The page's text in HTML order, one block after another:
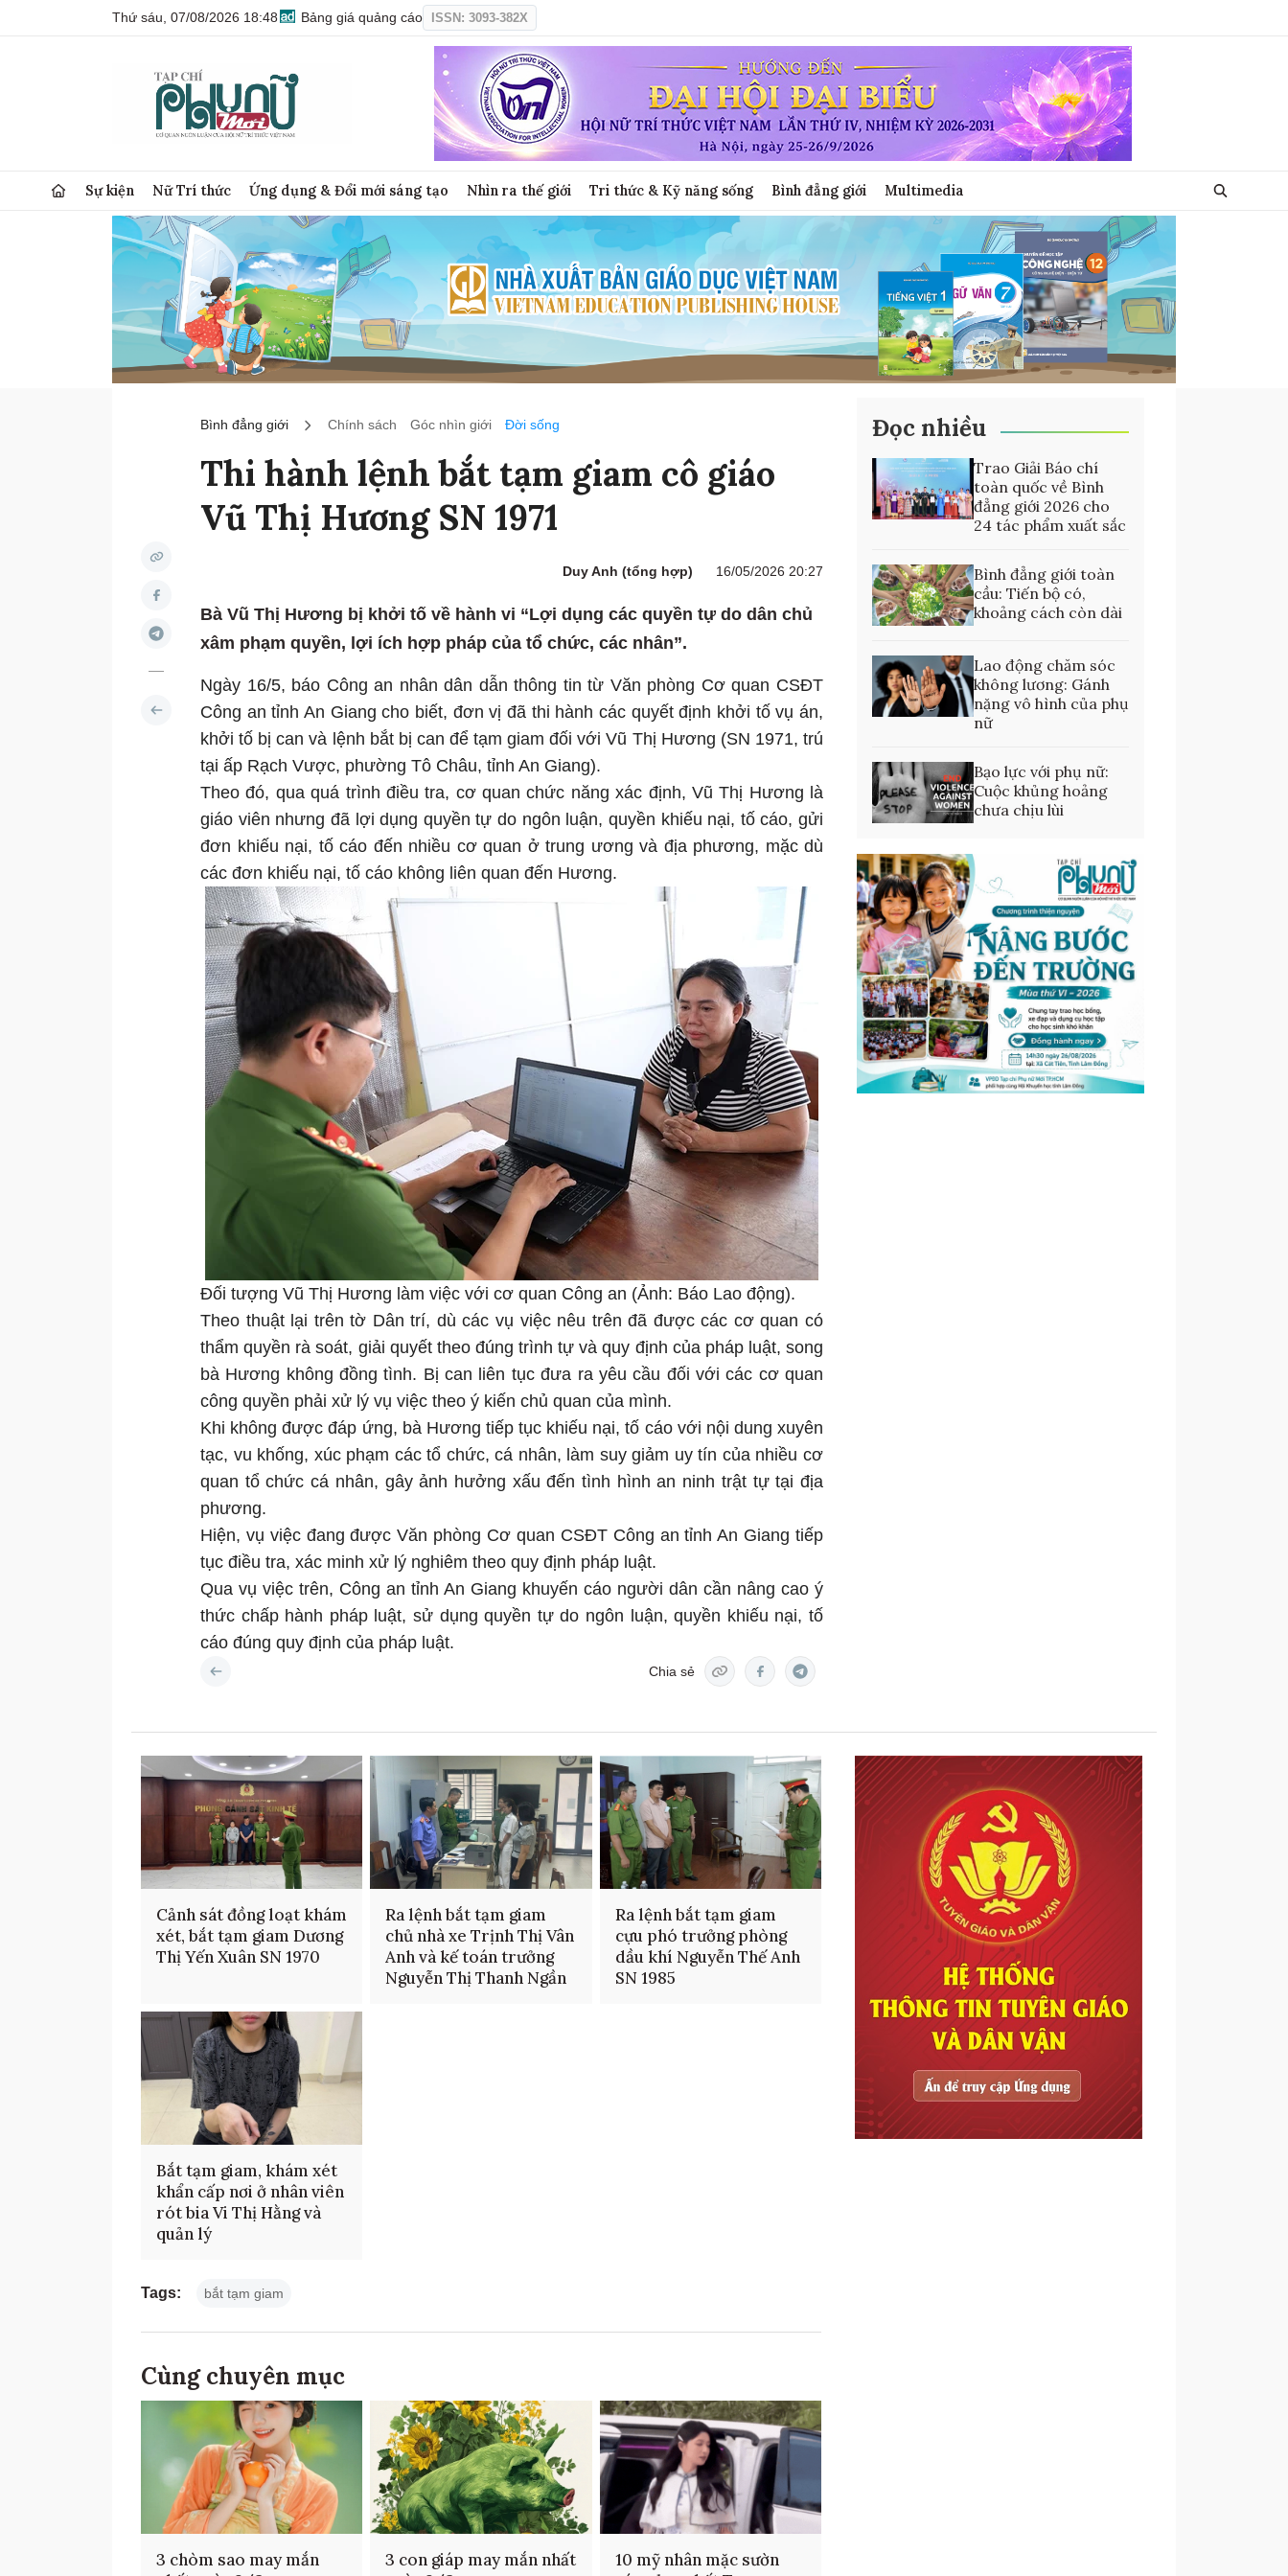
Thứ sáu, 07/08/2026 18:48 Bảng giá quảng cáo ISSN: 3093-382X
Sự kiện Nữ Trí thức Ứng dụng & Đổi mới sáng tạo Nhìn ra thế giới Tri thức & Kỹ năng sống Bình đẳng giới Multimedia
Bình đẳng giới Chính sách Góc nhìn giới Đời sống
Thi hành lệnh bắt tạm giam cô giáo
Vũ Thị Hương SN 1971
Duy Anh (tổng hợp) 16/05/2026 20:27
Bà Vũ Thị Hương bị khởi tố về hành vi “Lợi dụng các quyền tự do dân chủ
xâm phạm quyền, lợi ích hợp pháp của tổ chức, các nhân”.
Ngày 16/5, báo Công an nhân dân dẫn thông tin từ Văn phòng Cơ quan CSĐT
Công an tỉnh An Giang cho biết, đơn vị đã thi hành các quyết định khởi tố vụ án,
khởi tố bị can và lệnh bắt bị can để tạm giam đối với Vũ Thị Hương (SN 1971, trú
tại ấp Rạch Vược, phường Tô Châu, tỉnh An Giang).
Theo đó, qua quá trình điều tra, cơ quan chức năng xác định, Vũ Thị Hương là
giáo viên nhưng đã lợi dụng quyền tự do ngôn luận, quyền khiếu nại, tố cáo, gửi
đơn khiếu nại, tố cáo đến nhiều cơ quan ở trung ương và địa phương, mặc dù
các đơn khiếu nại, tố cáo không liên quan đến Hương.
Đối tượng Vũ Thị Hương làm việc với cơ quan Công an (Ảnh: Báo Lao động).
Theo thuật lại trên tờ Dân trí, dù các vụ việc nêu trên đã được các cơ quan có
thẩm quyền rà soát, giải quyết theo đúng trình tự và quy định của pháp luật, song
bà Hương không đồng tình. Bị can liên tục đưa ra yêu cầu đối với các cơ quan
công quyền phải xử lý vụ việc theo ý kiến chủ quan của mình.
Khi không được đáp ứng, bà Hương tiếp tục khiếu nại, tố cáo với nội dung xuyên
tạc, vu khống, xúc phạm các tổ chức, cá nhân, làm suy giảm uy tín của nhiều cơ
quan tổ chức cá nhân, gây ảnh hưởng xấu đến tình hình an ninh trật tự tại địa
phương.
Hiện, vụ việc đang được Văn phòng Cơ quan CSĐT Công an tỉnh An Giang tiếp
tục điều tra, xác minh xử lý nghiêm theo quy định pháp luật.
Qua vụ việc trên, Công an tỉnh An Giang khuyến cáo người dân cần nâng cao ý
thức chấp hành pháp luật, sử dụng quyền tự do ngôn luận, quyền khiếu nại, tố
cáo đúng quy định của pháp luật.
Chia sẻ
Đọc nhiều
Trao Giải Báo chí
toàn quốc về Bình
đẳng giới 2026 cho
24 tác phẩm xuất sắc
Bình đẳng giới toàn
cầu: Tiến bộ có,
khoảng cách còn dài
Lao động chăm sóc
không lương: Gánh
nặng vô hình của phụ
nữ
Bạo lực với phụ nữ:
Cuộc khủng hoảng
chưa chịu lùi
Cảnh sát đồng loạt khám
xét, bắt tạm giam Dương
Thị Yến Xuân SN 1970
Ra lệnh bắt tạm giam
chủ nhà xe Trịnh Thị Vân
Anh và kế toán trưởng
Nguyễn Thị Thanh Ngần
Ra lệnh bắt tạm giam
cựu phó trưởng phòng
dầu khí Nguyễn Thế Anh
SN 1985
Bắt tạm giam, khám xét
khẩn cấp nơi ở nhân viên
rót bia Vi Thị Hằng và
quản lý
Tags: bắt tạm giam
Cùng chuyên mục
3 chòm sao may mắn
3 con giáp may mắn nhất
10 mỹ nhân mặc sườn